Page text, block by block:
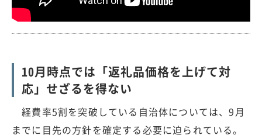
10月時点では「返礼品価格を上げて対
応」せざるを得ない
経費率5割を突破している自治体については、9月
までに目先の方針を確定する必要に迫られている。